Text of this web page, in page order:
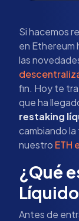
Si hacemos
en Ethereum
las
fin. Hoy te
que ha
restaking
cambiando
nuestro ETH
¿Qué
Antes de